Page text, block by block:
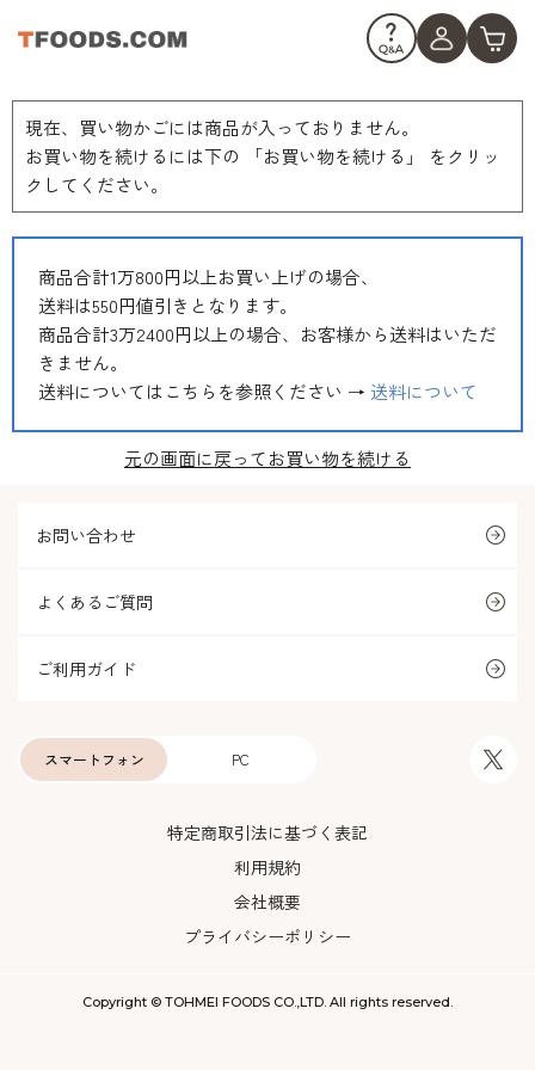
現在、買い物かごには商品が入っておりません。
お買い物を続けるには下の 「お買い物を続ける」 をクリッ
クしてください。
商品合計1万800円以上お買い上げの場合、
送料は550円値引きとなります。
商品合計3万2400円以上の場合、お客様から送料はいただ
きません。
送料についてはこちらを参照ください → 送料について
元の画面に戻ってお買い物を続ける
お問い合わせ
よくあるご質問
ご利用ガイド
PC
スマートフォン
特定商取引法に基づく表記
利用規約
会社概要
プライバシーポリシー
Copyright © TOHMEI FOODS CO.,LTD. All rights reserved.